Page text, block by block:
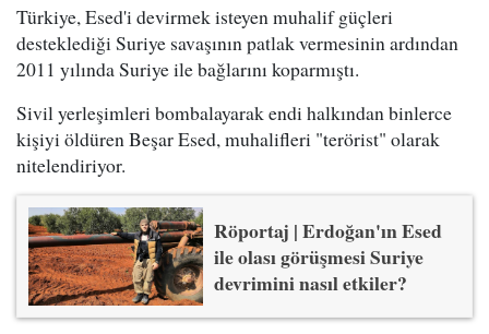
Türkiye, Esed'i devirmek isteyen muhalif güçleri
desteklediği Suriye savaşının patlak vermesinin ardından
2011 yılında Suriye ile bağlarını koparmıştı.
Sivil yerleşimleri bombalayarak endi halkından binlerce
kişiyi öldüren Beşar Esed, muhalifleri "terörist" olarak
nitelendiriyor.
Röportaj | Erdoğan'ın Esed
ile olası görüşmesi Suriye
devrimini nasıl etkiler?